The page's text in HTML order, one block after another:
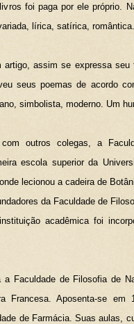
foi paga por ele próprio.
lírica, satírica, romântica.
artigo, assim se expressa seu
seus poemas de acordo
simbolista, moderno. Um
outros colegas, a
escola superior da
lecionou a cadeira de
da Faculdade de
acadêmica foi
a Faculdade de Filosofia de
Francesa. Aposenta-se em
de Farmácia. Suas aulas,